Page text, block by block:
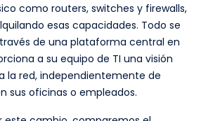
como routers, switches y firewalls,
esas capacidades. Todo se
de una plataforma central en
a su equipo de TI una visión
la red, independientemente de
sus oficinas o empleados.